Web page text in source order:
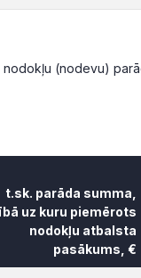
nodokļu (nodevu)
t.sk. parāda summa,
uz kuru piemērots
nodokļu atbalsta
pasākums, €